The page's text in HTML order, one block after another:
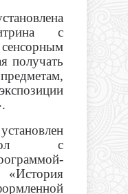
с
получать
с